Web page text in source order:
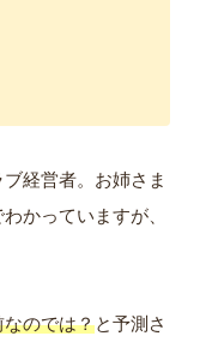
経営者。お姉さま
かっていますが、
のでは？と予測さ